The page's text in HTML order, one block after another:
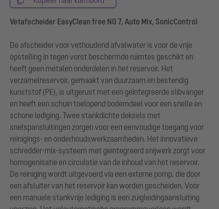
Vetafscheider EasyClean free NG 7, Auto Mix, SonicControl
De afscheider voor vethoudend afvalwater is voor de vrije
opstelling in tegen vorst beschermde ruimtes geschikt en
heeft geen metalen onderdelen in het reservoir. Het
verzamelreservoir, gemaakt van duurzaam en bestendig
kunststof (PE), is uitgerust met een geïntegreerde slibvanger
en heeft een schuin toelopend bodemdeel voor een snelle en
schone lediging. Twee stankdichte deksels met
snelspansluitingen zorgen voor een eenvoudige toegang voor
reinigings- en onderhoudswerkzaamheden. Het innovatieve
schredder-mix-systeem met geïntegreerd snijwerk zorgt voor
homogenisatie en circulatie van de inhoud van het reservoir.
De reiniging wordt uitgevoerd via een externe pomp, die door
een afsluiter van het reservoir kan worden gescheiden. Voor
een manuele stankvrije lediging is een zuigleidingaansluiting